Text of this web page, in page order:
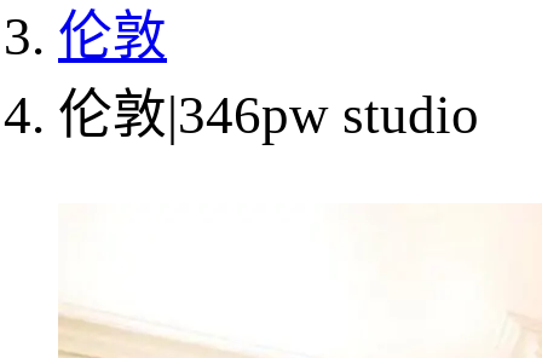
伦敦
伦敦|346pw studio